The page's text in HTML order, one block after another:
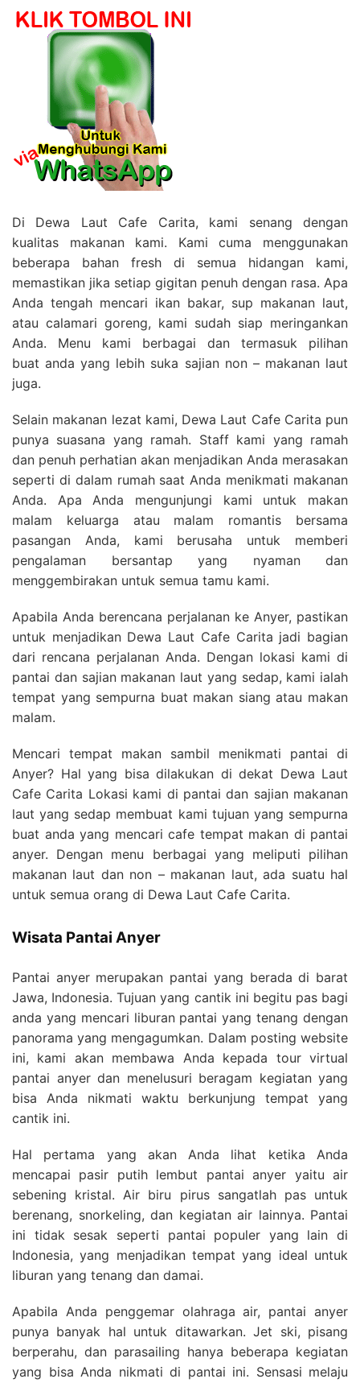
Di Dewa Laut Cafe Carita, kami senang dengan
kualitas makanan kami. Kami cuma menggunakan
beberapa bahan fresh di semua hidangan kami,
memastikan jika setiap gigitan penuh dengan rasa. Apa
Anda tengah mencari ikan bakar, sup makanan laut,
atau calamari goreng, kami sudah siap meringankan
Anda. Menu kami berbagai dan termasuk pilihan
buat anda yang lebih suka sajian non – makanan laut
juga.
Selain makanan lezat kami, Dewa Laut Cafe Carita pun
punya suasana yang ramah. Staff kami yang ramah
dan penuh perhatian akan menjadikan Anda merasakan
seperti di dalam rumah saat Anda menikmati makanan
Anda. Apa Anda mengunjungi kami untuk makan
malam keluarga atau malam romantis bersama
pasangan Anda, kami berusaha untuk memberi
pengalaman bersantap yang nyaman dan
menggembirakan untuk semua tamu kami.
Apabila Anda berencana perjalanan ke Anyer, pastikan
untuk menjadikan Dewa Laut Cafe Carita jadi bagian
dari rencana perjalanan Anda. Dengan lokasi kami di
pantai dan sajian makanan laut yang sedap, kami ialah
tempat yang sempurna buat makan siang atau makan
malam.
Mencari tempat makan sambil menikmati pantai di
Anyer? Hal yang bisa dilakukan di dekat Dewa Laut
Cafe Carita Lokasi kami di pantai dan sajian makanan
laut yang sedap membuat kami tujuan yang sempurna
buat anda yang mencari cafe tempat makan di pantai
anyer. Dengan menu berbagai yang meliputi pilihan
makanan laut dan non – makanan laut, ada suatu hal
untuk semua orang di Dewa Laut Cafe Carita.
Wisata Pantai Anyer
Pantai anyer merupakan pantai yang berada di barat
Jawa, Indonesia. Tujuan yang cantik ini begitu pas bagi
anda yang mencari liburan pantai yang tenang dengan
panorama yang mengagumkan. Dalam posting website
ini, kami akan membawa Anda kepada tour virtual
pantai anyer dan menelusuri beragam kegiatan yang
bisa Anda nikmati waktu berkunjung tempat yang
cantik ini.
Hal pertama yang akan Anda lihat ketika Anda
mencapai pasir putih lembut pantai anyer yaitu air
sebening kristal. Air biru pirus sangatlah pas untuk
berenang, snorkeling, dan kegiatan air lainnya. Pantai
ini tidak sesak seperti pantai populer yang lain di
Indonesia, yang menjadikan tempat yang ideal untuk
liburan yang tenang dan damai.
Apabila Anda penggemar olahraga air, pantai anyer
punya banyak hal untuk ditawarkan. Jet ski, pisang
berperahu, dan parasailing hanya beberapa kegiatan
yang bisa Anda nikmati di pantai ini. Sensasi melaju